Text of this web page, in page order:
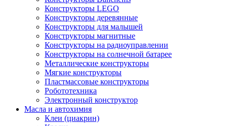
Конструкторы LEGO
Конструкторы деревянные
Конструкторы для малышей
Конструкторы магнитные
Конструкторы на радиоуправлении
Конструкторы на солнечной батарее
Металлические конструкторы
Мягкие конструкторы
Пластмассовые конструкторы
Робототехника
Электронный конструктор
Масла и автохимия
Клеи (циакрин)